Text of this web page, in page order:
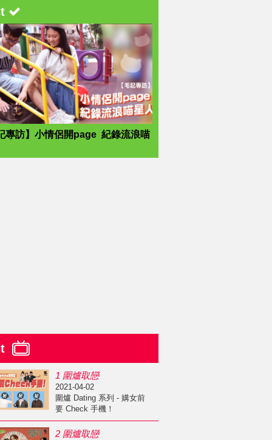
專訪】小情侶開page 紀錄流浪喵
1 圍爐取戀
2021-04-02
圍爐 Dating 系列 - 媾女前
要 Check 手機！
2 圍爐取戀